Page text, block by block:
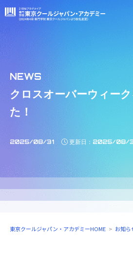
クロスオーバーウィー
た！
2025/08/31 更新日： 2025/08/
東京クールジャパン・アカデミーHOME お知ら